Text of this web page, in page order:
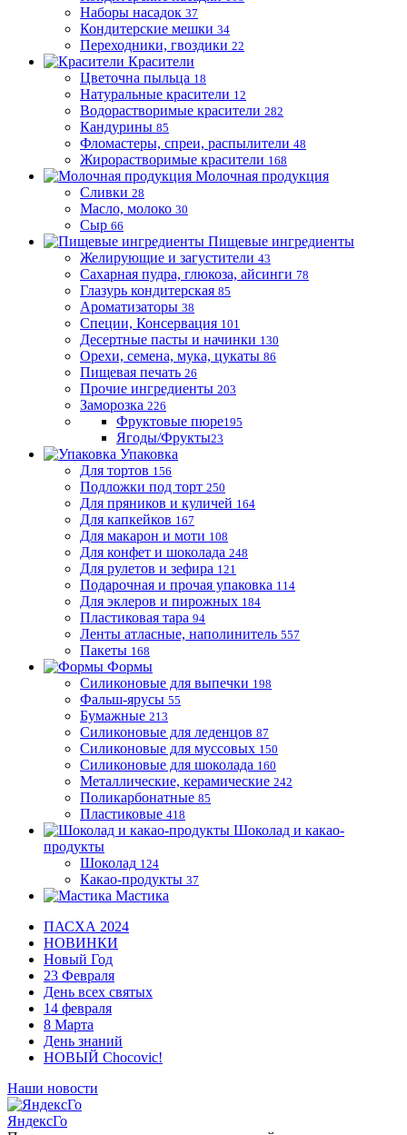
Наборы насадок 37
Кондитерские мешки 34
Переходники, гвоздики 22
Красители
Цветочна пыльца 18
Натуральные красители 12
Водорастворимые красители 282
Кандурины 85
Фломастеры, спреи, распылители 48
Жирорастворимые красители 168
Молочная продукция
Сливки 28
Масло, молоко 30
Сыр 66
Пищевые ингредиенты
Желирующие и загустители 43
Сахарная пудра, глюкоза, айсинги 78
Глазурь кондитерская 85
Ароматизаторы 38
Специи, Консервация 101
Десертные пасты и начинки 130
Орехи, семена, мука, цукаты 86
Пищевая печать 26
Прочие ингредиенты 203
Заморозка 226
Фруктовые пюре195
Ягоды/Фрукты23
Упаковка
Для тортов 156
Подложки под торт 250
Для пряников и куличей 164
Для капкейков 167
Для макарон и моти 108
Для конфет и шоколада 248
Для рулетов и зефира 121
Подарочная и прочая упаковка 114
Для эклеров и пирожных 184
Пластиковая тара 94
Ленты атласные, наполинитель 557
Пакеты 168
Формы
Силиконовые для выпечки 198
Фальш-ярусы 55
Бумажные 213
Силиконовые для леденцов 87
Силиконовые для муссовых 150
Силиконовые для шоколада 160
Металлические, керамические 242
Поликарбонатные 85
Пластиковые 418
Шоколад и какао-
продукты
Шоколад 124
Какао-продукты 37
Мастика
ПАСХА 2024
НОВИНКИ
Новый Год
23 Февраля
День всех святых
14 февраля
8 Марта
День знаний
НОВЫЙ Chocovic!
Наши новости
ЯндексГо